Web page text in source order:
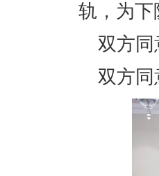
轨，为下
双方
双方